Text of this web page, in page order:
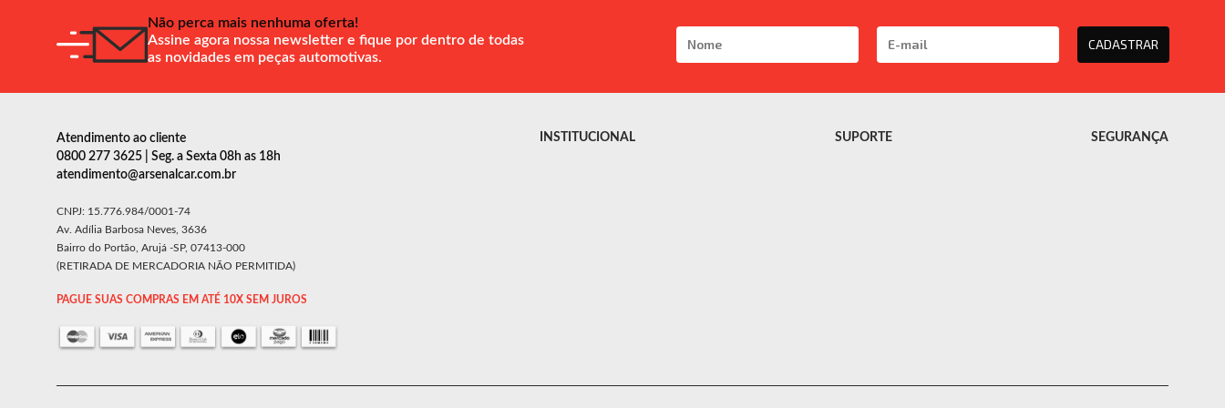
Não perca mais nenhuma oferta!
Assine agora nossa newsletter e fique por dentro de todas
as novidades em peças automotivas.
CADASTRAR
Atendimento ao cliente
0800 277 3625 | Seg. a Sexta 08h as 18h
atendimento@arsenalcar.com.br
CNPJ: 15.776.984/0001-74
Av. Adília Barbosa Neves, 3636
Bairro do Portão, Arujá -SP, 07413-000
(RETIRADA DE MERCADORIA NÃO PERMITIDA)
PAGUE SUAS COMPRAS EM ATÉ 10X SEM JUROS
INSTITUCIONAL SUPORTE SEGURANÇA